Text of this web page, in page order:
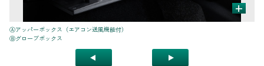
+
Ⓐアッパーボックス（エアコン送風機能付）
Ⓑグローブボックス